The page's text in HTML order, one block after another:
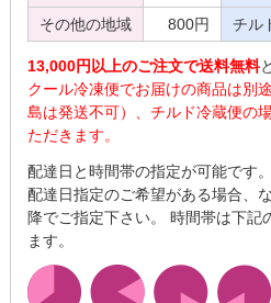
その他の地域
800円 チル
13,000円以上のご注文で送料無料
クール冷凍便でお届けの商品は別
島は発送不可）、チルド冷蔵便の
ただきます。
配達日と時間帯の指定が可能です。
配達日指定のご希望がある場合、
降でご指定下さい。 時間帯は下記
ます。